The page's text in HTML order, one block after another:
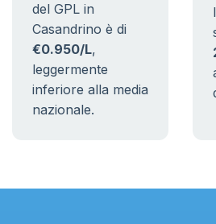
del GPL in
Casandrino è di
€0.950/L,
leggermente
inferiore alla media
nazionale.